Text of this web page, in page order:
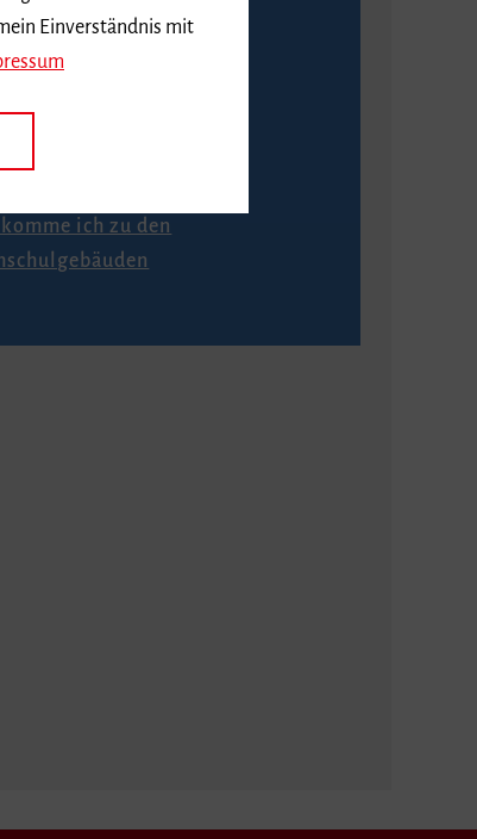
möglich.
ich zu den
Einverständnis mit